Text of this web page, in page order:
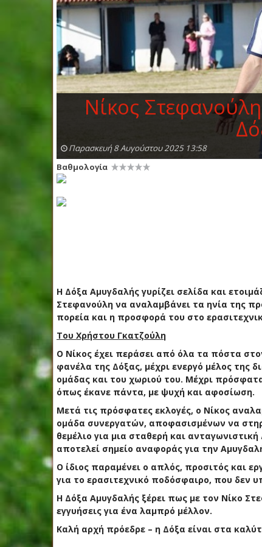
Νίκος
Παρασκευή 8 Αυγούστου 2025 13:58
Βαθμολογία
Η Δόξα Αμυγδαλής γυρίζει σελίδα και
Στεφανούλη να αναλαμβάνει τα ηνία της
πορεία και η προσφορά του στο
Του Χρήστου Γκατζούλη
Ο Νίκος έχει περάσει από όλα τα πόστα
φανέλα της Δόξας, μέχρι ενεργό μέλος της
ομάδας και του χωριού του. Μέχρι
όπως έκανε πάντα, με ψυχή και αφοσίωση.
Μετά τις πρόσφατες εκλογές, ο Νίκος
ομάδα συνεργατών, αποφασισμένων να
θεμέλιο για μια σταθερή και
αποτελεί σημείο αναφοράς για την
Ο ίδιος παραμένει ο απλός, προσιτός και
για το ερασιτεχνικό ποδόσφαιρο, που δεν
Η Δόξα Αμυγδαλής ξέρει πως με τον Νίκο
εγγυήσεις για ένα λαμπρό μέλλον.
Καλή αρχή πρόεδρε – η Δόξα είναι στα